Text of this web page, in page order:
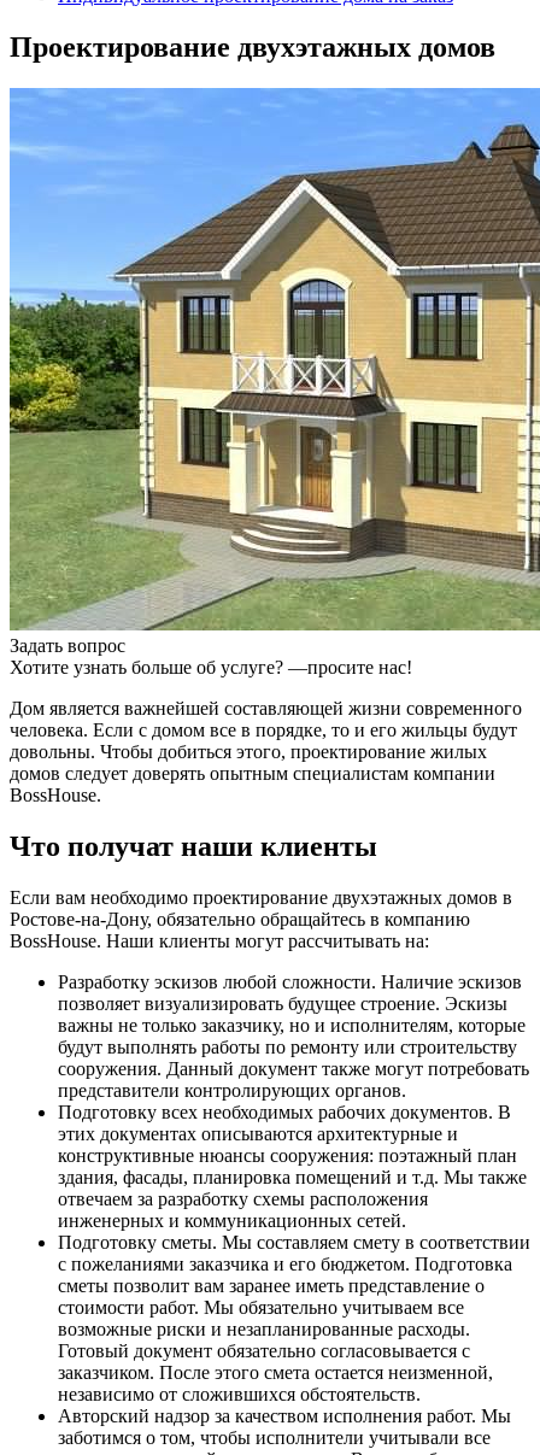
Проектирование двухэтажных домов
Задать вопрос
Хотите узнать больше об услуге? —просите нас!
Дом является важнейшей составляющей жизни современного
человека. Если с домом все в порядке, то и его жильцы будут
довольны. Чтобы добиться этого, проектирование жилых
домов следует доверять опытным специалистам компании
BossHouse.
Что получат наши клиенты
Если вам необходимо проектирование двухэтажных домов в
Ростове-на-Дону, обязательно обращайтесь в компанию
BossHouse. Наши клиенты могут рассчитывать на:
Разработку эскизов любой сложности. Наличие эскизов
позволяет визуализировать будущее строение. Эскизы
важны не только заказчику, но и исполнителям, которые
будут выполнять работы по ремонту или строительству
сооружения. Данный документ также могут потребовать
представители контролирующих органов.
Подготовку всех необходимых рабочих документов. В
этих документах описываются архитектурные и
конструктивные нюансы сооружения: поэтажный план
здания, фасады, планировка помещений и т.д. Мы также
отвечаем за разработку схемы расположения
инженерных и коммуникационных сетей.
Подготовку сметы. Мы составляем смету в соответствии
с пожеланиями заказчика и его бюджетом. Подготовка
сметы позволит вам заранее иметь представление о
стоимости работ. Мы обязательно учитываем все
возможные риски и незапланированные расходы.
Готовый документ обязательно согласовывается с
заказчиком. После этого смета остается неизменной,
независимо от сложившихся обстоятельств.
Авторский надзор за качеством исполнения работ. Мы
заботимся о том, чтобы исполнители учитывали все